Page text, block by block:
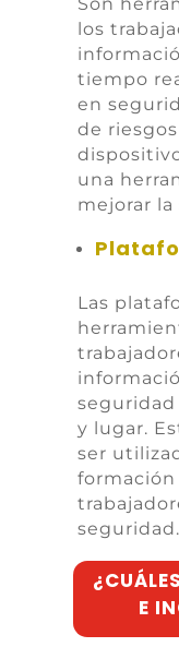
los
tiempo
en
de
una
mejorar
Las
y lugar.
ser
seguridad.
E